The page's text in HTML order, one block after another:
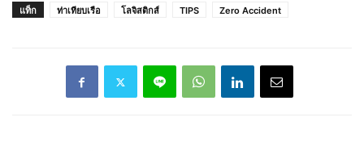
แท็ก ท่าเทียบเรือ โลจิสติกส์ TIPS Zero Accident